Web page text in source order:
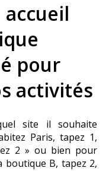
pour
activités
site il souhaite
Paris, tapez 1,
2 » ou bien pour
boutique B, tapez 2,